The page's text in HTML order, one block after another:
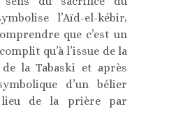
l’Aïd-el-kébir,
que c’est un
qu’à l’issue de la
la Tabaski et après
d’un bélier
de la prière par